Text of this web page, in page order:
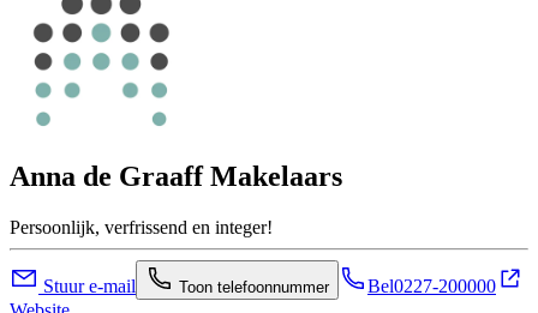
Anna de Graaff Makelaars
Persoonlijk, verfrissend en integer!
Stuur e-mail Toon telefoonnummer Bel0227-200000